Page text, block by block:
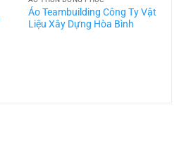
Áo Teambuilding Công Ty Vật
Liệu Xây Dựng Hòa Bình